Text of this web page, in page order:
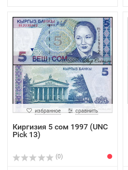
избранное сравнить
Киргизия 5 сом 1997 (UNC
Pick 13)
(0)